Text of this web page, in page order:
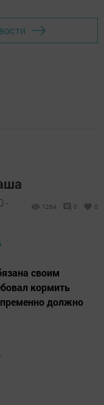
-
1264 0 0
своим
кормить
должно